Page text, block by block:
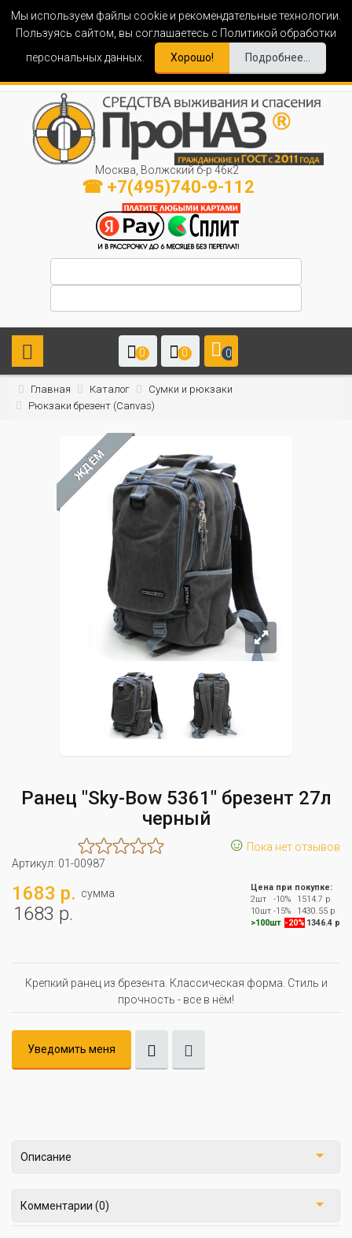
Мы используем файлы cookie и рекомендательные технологии.
Пользуясь сайтом, вы соглашаетесь с Политикой обработки
персональных данных.
Хорошо! Подробнее...
Москва, Волжский б-р 46к2
☎ +7(495)740-9-112
0 0 0
Главная Каталог
Сумки и рюкзаки
Рюкзаки брезент (Canvas)
ЖДЁМ
Ранец "Sky-Bow 5361" брезент 27л
черный
☺ Пока нет отзывов
Артикул: 01-00987
1683 р. сумма
1683 р.
Цена при покупке:
2шт
-10%
1514.7 р
10шт -15%
1430.55 р
>100шт -20% 1346.4 р
Крепкий ранец из брезента. Классическая форма. Стиль и
прочность - все в нём!
Уведомить меня
Описание
Комментарии (0)